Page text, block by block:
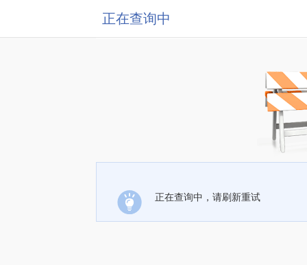
正在查询中
正在查询中，请刷新重试